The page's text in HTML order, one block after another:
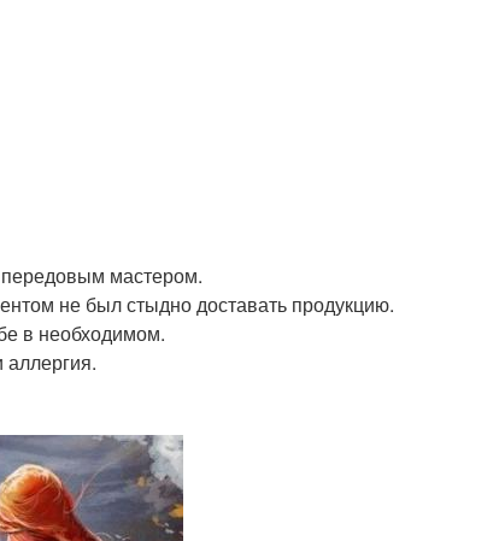
передовым мастером.
не был стыдно доставать продукцию.
в необходимом.